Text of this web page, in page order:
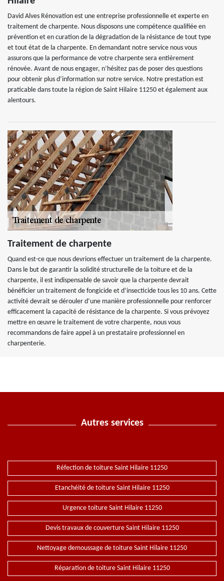
David Alves Rénovation est une entreprise professionnelle et experte en
traitement de charpente. Nous disposons une compétence qualifiée en
prévention et en curation de la dégradation de la résistance de tout type
et tout état de la charpente. En demandant notre service nous vous
assurons que la performance de votre charpente sera entièrement
rénovée. Avant de nous engager, n’hésitez pas de poser des questions
pour obtenir plus d’information sur notre service. Notre prestation est
praticable dans toute la région de Saint Hilaire 11250 et également aux
alentours.
Traitement de charpente
Quand est-ce que nous devrions effectuer un traitement de la charpente.
Dans le but de garantir la solidité structurelle de la toiture et de la
charpente, il est indispensable de savoir que la charpente devrait
bénéficier un traitement de fongicide et d’insecticide tous les 10 ans. Cette
activité devrait se dérouler d’une manière professionnelle pour renforcer
efficacement la capacité de résistance de la charpente. Si vous prévoyez
mettre en œuvre le traitement de votre charpente, nous vous
recommandons de faire appel à un prestataire professionnel en
charpenterie.
Autres services
Réfection de toiture Saint Hilaire 11250
Etanchéité de toiture Saint Hilaire 11250
Urgence toiture Saint Hilaire 11250
Devis travaux de couverture Saint Hilaire 11250
Nettoyage demoussage de toiture Saint Hilaire 11250
Réparation de toiture Saint Hilaire 11250